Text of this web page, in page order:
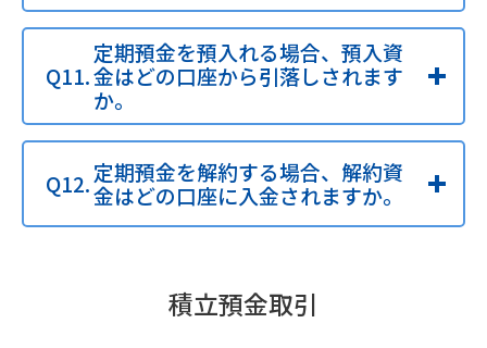
定期預金を預入れる場合、預入資
金はどの口座から引落しされます
か。
定期預金を解約する場合、解約資
金はどの口座に入金されますか。
積立預金取引